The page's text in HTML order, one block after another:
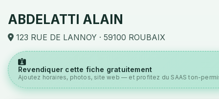
ABDELATTI ALAIN
123 RUE DE LANNOY · 59100 ROUBAIX
Revendiquer cette fiche gratuitement
Ajoutez horaires, photos, site web — et profitez du SAAS ton-